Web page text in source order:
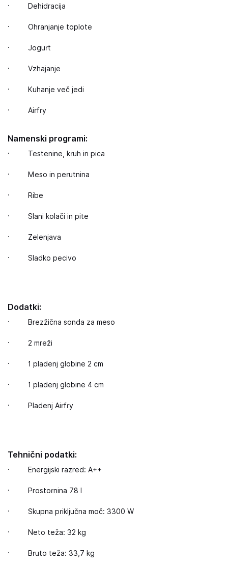
· Dehidracija
· Ohranjanje toplote
· Jogurt
· Vzhajanje
· Kuhanje več jedi
· Airfry
Namenski programi:
· Testenine, kruh in pica
· Meso in perutnina
· Ribe
· Slani kolači in pite
· Zelenjava
· Sladko pecivo
Dodatki:
· Brezžična sonda za meso
· 2 mreži
· 1 pladenj globine 2 cm
· 1 pladenj globine 4 cm
· Pladenj Airfry
Tehnični podatki:
· Energijski razred: A++
· Prostornina 78 l
· Skupna priključna moč: 3300 W
· Neto teža: 32 kg
· Bruto teža: 33,7 kg